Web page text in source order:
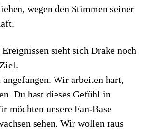
wegen den Stimmen seiner
sieht sich Drake noch
angefangen. Wir arbeiten hart,
Du hast dieses Gefühl in
möchten unsere Fan-Base
sehen. Wir wollen raus